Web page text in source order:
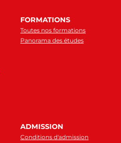
FORMATIONS
Toutes nos formations
Panorama des études
ADMISSION
Conditions d'admission